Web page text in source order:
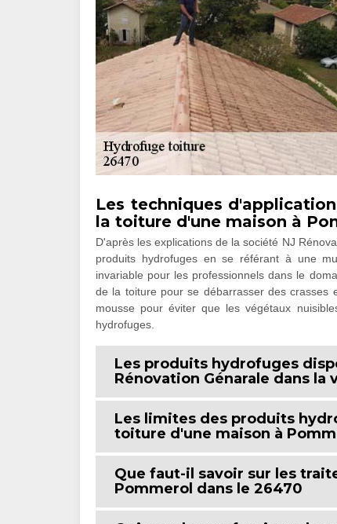
Les techniques
la toiture d'une maison à
D'après les explications de la société NJ
produits hydrofuges en se référant à une
invariable pour les professionnels dans le
de la toiture pour se débarrasser des crasses
mousse pour éviter que les végétaux
hydrofuges.
Les produits hydrofuges
Rénovation Génarale dans
Les limites des produits
toiture d'une maison à
Que faut-il savoir sur les
Pommerol dans le 26470